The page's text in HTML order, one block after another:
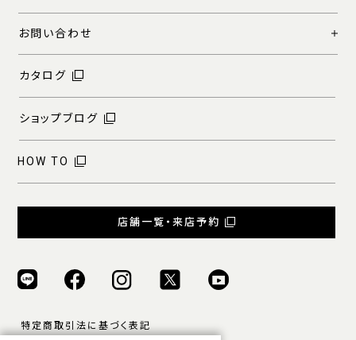
お問い合わせ
カタログ
ショップブログ
HOW TO
店舗一覧・来店予約
特定商取引法に基づく表記